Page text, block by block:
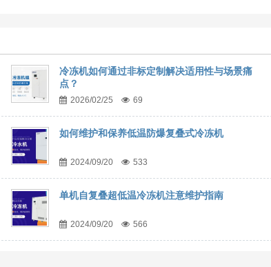
冷冻机如何通过非标定制解决适用性与场景痛
点？
2026/02/25 69
如何维护和保养低温防爆复叠式冷冻机
2024/09/20 533
单机自复叠超低温冷冻机注意维护指南
2024/09/20 566